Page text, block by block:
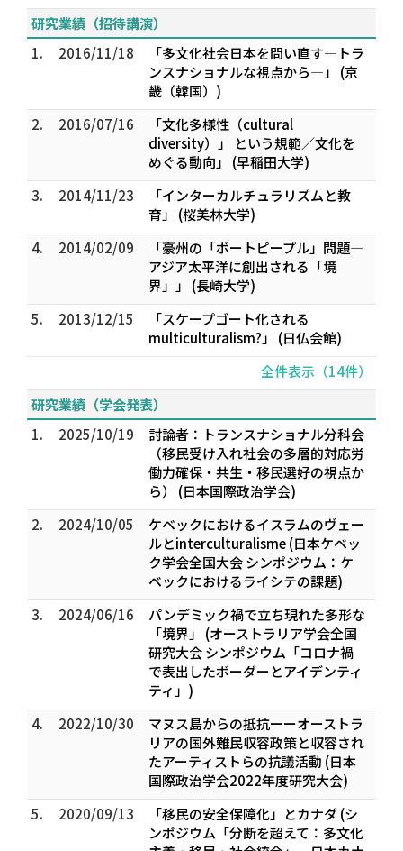
研究業績（招待講演）
1.
2016/11/18
「多文化社会日本を問い直す―トラ
ンスナショナルな視点から―」 (京
畿（韓国）)
2.
2016/07/16
「文化多様性（cultural
diversity）」 という規範／文化を
めぐる動向」 (早稲田大学)
3.
2014/11/23
「インターカルチュラリズムと教
育」 (桜美林大学)
4.
2014/02/09
「豪州の「ボートピープル」問題―
アジア太平洋に創出される「境
界」」 (長崎大学)
5.
2013/12/15
「スケープゴート化される
multiculturalism?」 (日仏会館)
全件表示（14件）
研究業績（学会発表）
1.
2025/10/19
討論者：トランスナショナル分科会
（移民受け入れ社会の多層的対応――労
働力確保・共生・移民選好の視点か
ら） (日本国際政治学会)
2.
2024/10/05
ケベックにおけるイスラムのヴェー
ルとinterculturalisme (日本ケベッ
ク学会全国大会 シンポジウム：ケ
ベックにおけるライシテの課題)
3.
2024/06/16
パンデミック禍で立ち現れた多形な
「境界」 (オーストラリア学会全国
研究大会 シンポジウム「コロナ禍
で表出したボーダーとアイデンティ
ティ」)
4.
2022/10/30
マヌス島からの抵抗ーーオーストラ
リアの国外難民収容政策と収容され
たアーティストらの抗議活動 (日本
国際政治学会2022年度研究大会)
5.
2020/09/13
「移民の安全保障化」とカナダ (シ
ンポジウム「分断を超えて：多文化